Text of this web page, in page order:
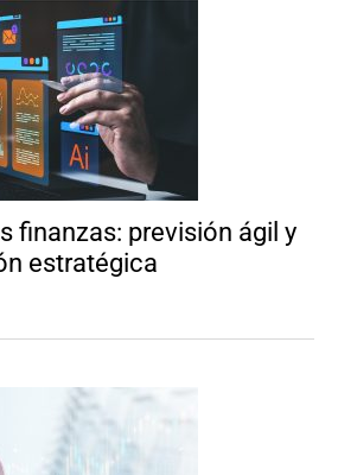
finanzas: previsión ágil y
estratégica